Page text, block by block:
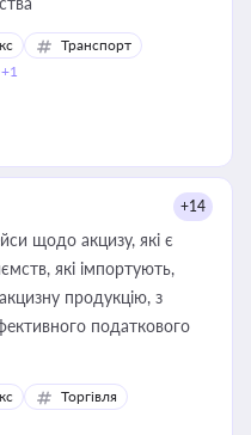
Транспорт
+1
+14
щодо акцизу, які є
які імпортують,
продукцію, з
податкового
Торгівля